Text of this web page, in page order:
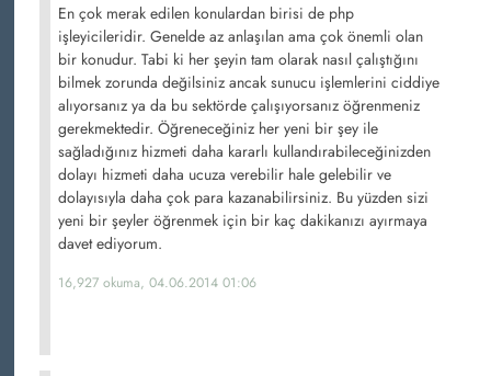
En çok merak edilen konulardan birisi de php
işleyicileridir. Genelde az anlaşılan ama çok önemli olan
bir konudur. Tabi ki her şeyin tam olarak nasıl çalıştığını
bilmek zorunda değilsiniz ancak sunucu işlemlerini ciddiye
alıyorsanız ya da bu sektörde çalışıyorsanız öğrenmeniz
gerekmektedir. Öğreneceğiniz her yeni bir şey ile
sağladığınız hizmeti daha kararlı kullandırabileceğinizden
dolayı hizmeti daha ucuza verebilir hale gelebilir ve
dolayısıyla daha çok para kazanabilirsiniz. Bu yüzden sizi
yeni bir şeyler öğrenmek için bir kaç dakikanızı ayırmaya
davet ediyorum.
16,927 okuma, 04.06.2014 01:06